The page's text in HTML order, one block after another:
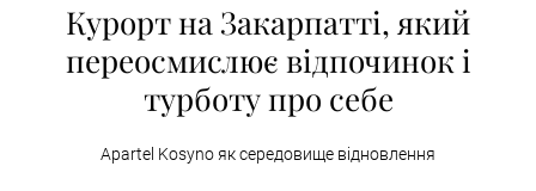
Курорт на Закарпатті, який
переосмислює відпочинок і
турботу про себе
Apartel Kosyno як середовище відновлення